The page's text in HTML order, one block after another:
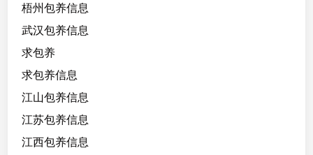
梧州包养信息
武汉包养信息
求包养
求包养信息
江山包养信息
江苏包养信息
江西包养信息